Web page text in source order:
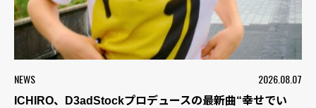
NEWS 2026.08.07
ICHIRO、D3adStockプロデュースの最新曲“幸せでい